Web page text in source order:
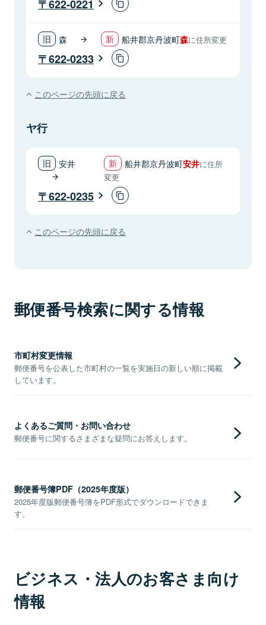
622-0221
森 船井郡京丹波町森に住所変更
622-0233
このページの先頭に戻る
ヤ行
安井 船井郡京丹波町安井に住所
変更
622-0235
このページの先頭に戻る
郵便番号検索に関する情報
市町村変更情報
郵便番号を公表した市町村の一覧を実施日の新しい順に掲載
しています。
よくあるご質問・お問い合わせ
郵便番号に関するさまざまな疑問にお答えします。
郵便番号簿PDF（2025年度版）
2025年度版郵便番号簿をPDF形式でダウンロードできま
す。
ビジネス・法人のお客さま向け
情報